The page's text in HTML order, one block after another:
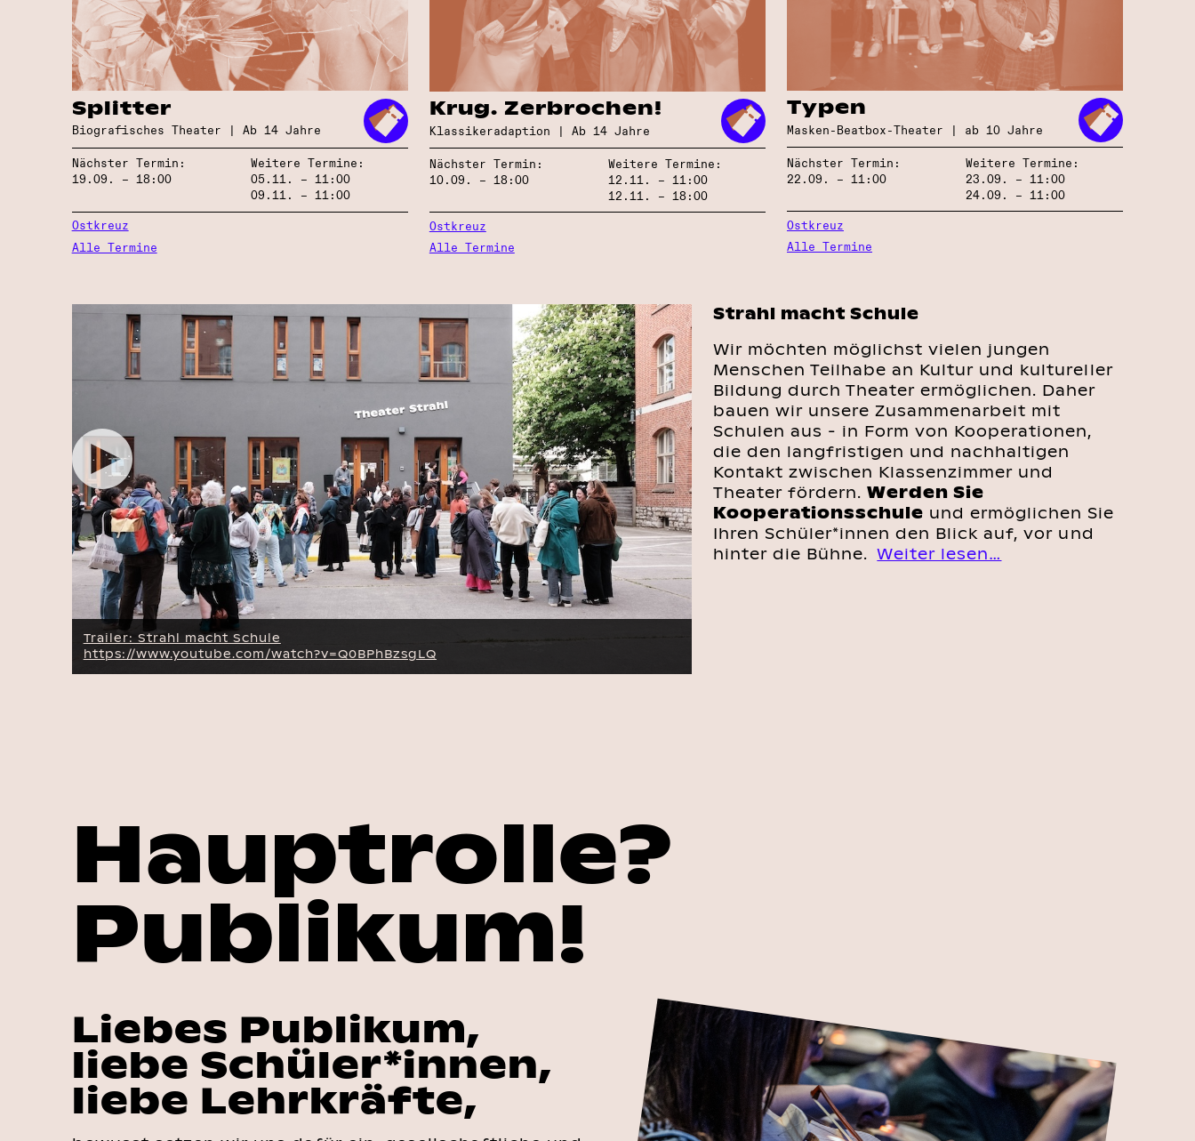
Splitter
Biografisches Theater | Ab 14 Jahre
Nächster Termin:
19.09. – 18:00
Weitere Termine:
05.11. – 11:00
09.11. – 11:00
Ostkreuz
Alle Termine
Krug. Zerbrochen!
Klassiker­adaption | Ab 14 Jahre
Nächster Termin:
10.09. – 18:00
Weitere Termine:
12.11. – 11:00
12.11. – 18:00
Ostkreuz
Alle Termine
Typen
Masken-Beatbox-Theater | ab 10 Jahre
Nächster Termin:
22.09. – 11:00
Weitere Termine:
23.09. – 11:00
24.09. – 11:00
Ostkreuz
Alle Termine
” alt=”Trailer: Strahl macht Schule”” width=”1200” />
Trailer: Strahl macht Schule
https://www.youtube.com/watch?v=Q0BPhBzsgLQ
Strahl macht Schule
Wir möchten möglichst vielen jungen
Menschen Teilhabe an Kultur und kultureller
Bildung durch Theater ermöglichen. Daher
bauen wir unsere Zusammenarbeit mit
Schulen aus - in Form von Kooperationen,
die den langfristigen und nachhaltigen
Kontakt zwischen Klassenzimmer und
Theater fördern.Werden Sie
Kooperationsschule und ermöglichen Sie
Ihren Schüler*innen den Blick auf, vor und
hinter die Bühne.Weiter lesen…
Hauptrolle?
Publikum!
Liebes Publikum,
liebe Schüler*innen,
liebe Lehrkräfte,